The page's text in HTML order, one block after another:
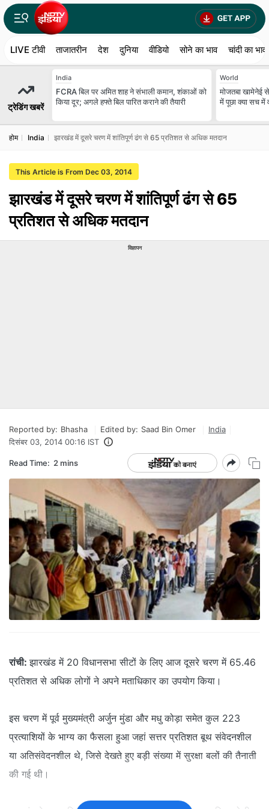
LIVE टीवी ताजातरीन देश दुनिया वीडियो सोने का भाव चांदी का भाव
ट्रेडिंग खबरें
India
FCRA बिल पर अमित शाह ने संभाली कमान, शंकाओं को
किया दूर; अगले हफ्ते बिल पारित कराने की तैयारी
World
मोजतबा खामेनेई
में पूछा क्या सच में
होम India झारखंड में दूसरे चरण में शांतिपूर्ण ढंग से 65 प्रतिशत से अधिक मतदान
This Article is From Dec 03, 2014
झारखंड में दूसरे चरण में शांतिपूर्ण ढंग से 65
प्रतिशत से अधिक मतदान
विज्ञापन
Reported by: Bhasha Edited by: Saad Bin Omer
India
दिसंबर 03, 2014 00:16 IST
Read Time: 2 mins
रांची: झारखंड में 20 विधानसभा सीटों के लिए आज दूसरे चरण में 65.46
प्रतिशत से अधिक लोगों ने अपने मताधिकार का उपयोग किया।
इस चरण में पूर्व मुख्यमंत्री अर्जुन मुंडा और मधु कोड़ा समेत कुल 223
प्रत्याशियों के भाग्य का फैसला हुआ जहां सत्तर प्रतिशत बूथ संवेदनशील
या अतिसंवेदनशील थे, जिसे देखते हुए बड़ी संख्या में सुरक्षा बलों की तैनाती
की गई थी।